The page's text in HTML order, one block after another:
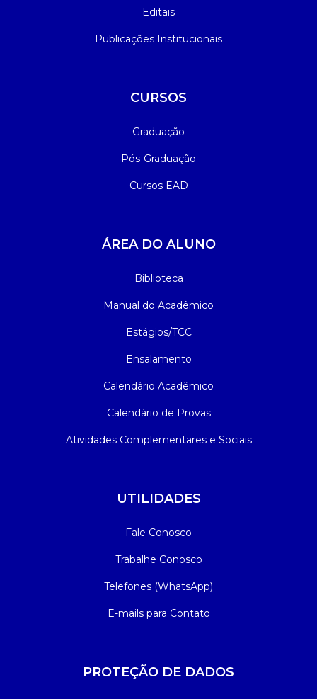
Editais
Publicações Institucionais
CURSOS
Graduação
Pós-Graduação
Cursos EAD
ÁREA DO ALUNO
Biblioteca
Manual do Acadêmico
Estágios/TCC
Ensalamento
Calendário Acadêmico
Calendário de Provas
Atividades Complementares e Sociais
UTILIDADES
Fale Conosco
Trabalhe Conosco
Telefones (WhatsApp)
E-mails para Contato
PROTEÇÃO DE DADOS